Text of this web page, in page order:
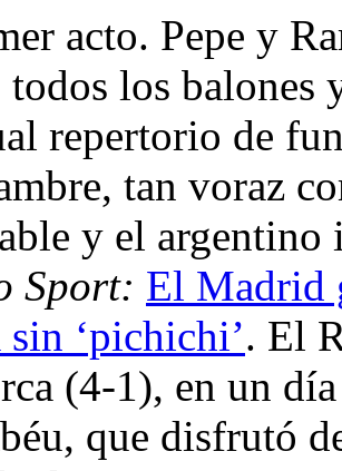
acto. Pepe y
los balones
repertorio de
tan voraz
y el
Sport: El Madrid
sin ‘pichichi’. El
(4-1), en un
que disfrutó